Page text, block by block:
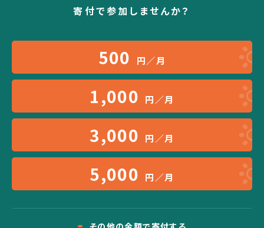
寄付で参加しませんか？
500 円／月
1,000 円／月
3,000 円／月
5,000 円／月